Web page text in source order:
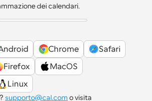
dei calendari.
Chrome
Safari
Firefox
MacOS
Linux
supporto@cal.com